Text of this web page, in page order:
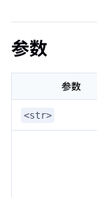
参数
参数
<str>